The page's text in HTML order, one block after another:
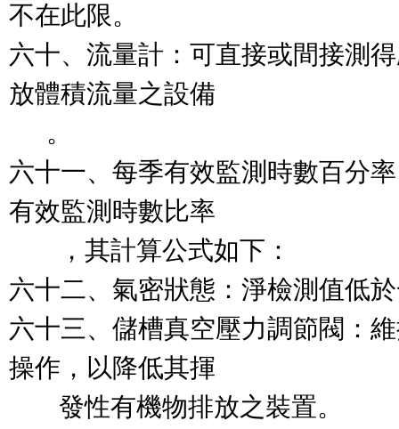
不在此限。
六十、流量計：可直接或間接測
放體積流量之設備
。
六十一、每季有效監測時數百分
有效監測時數比率
，其計算公式如下：
六十二、氣密狀態：淨檢測值低
六十三、儲槽真空壓力調節閥：
操作，以降低其揮
發性有機物排放之裝置。